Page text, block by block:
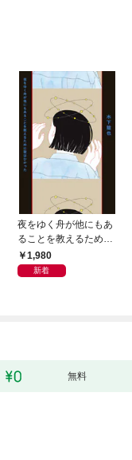
夜をゆく舟が他にもあ
ることを教えるために
歌はひかった
1,980
新着
無料